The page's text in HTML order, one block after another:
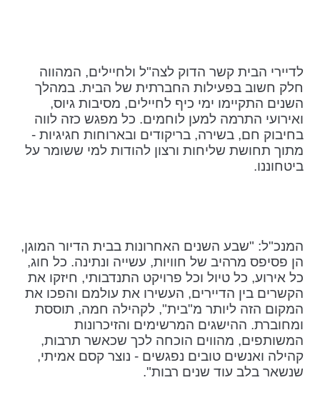
לדיירי הבית קשר הדוק לצה"ל ולחיילים, המהווה
חלק חשוב בפעילות החברתית של הבית. במהלך
השנים התקיימו ימי כיף לחיילים, מסיבות גיוס,
ואירועי התרמה למען לוחמים. כל מפגש כזה לווה
בחיבוק חם, בשירה, בריקודים ובארוחות חגיגיות -
מתוך תחושת שליחות ורצון להודות למי ששומר על
ביטחוננו.
המנכ"ל: "שבע השנים האחרונות בבית הדיור המוגן,
הן פסיפס מרהיב של חוויות, עשייה ונתינה. כל חוג,
כל אירוע, כל טיול וכל פרויקט התנדבותי, חיזקו את
הקשרים בין הדיירים, העשירו את עולמם והפכו את
המקום הזה ליותר מ"בית", לקהילה חמה, תוססת
ומחוברת. ההישגים המרשימים והזיכרונות
המשותפים, מהווים הוכחה לכך שכאשר תרבות,
קהילה ואנשים טובים נפגשים - נוצר קסם אמיתי,
שנשאר בלב עוד שנים רבות".